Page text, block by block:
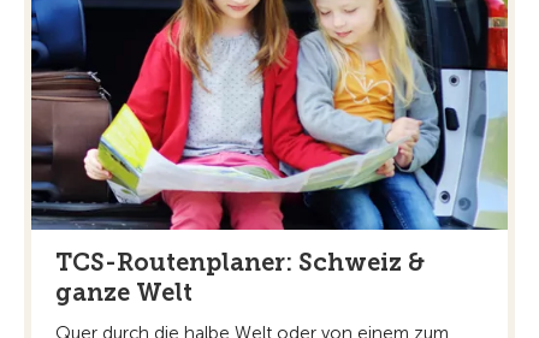
TCS-Routenplaner: Schweiz &
ganze Welt